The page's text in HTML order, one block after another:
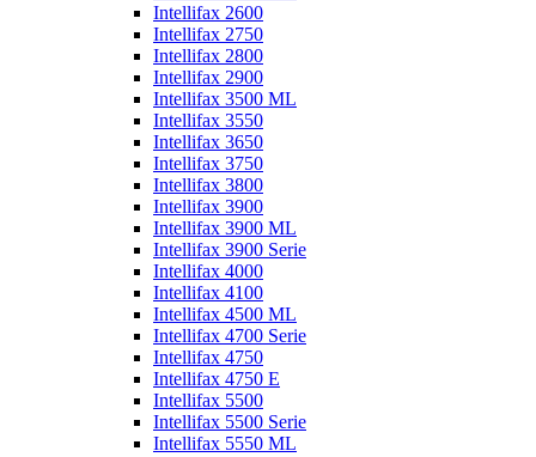
Intellifax 2600
Intellifax 2750
Intellifax 2800
Intellifax 2900
Intellifax 3500 ML
Intellifax 3550
Intellifax 3650
Intellifax 3750
Intellifax 3800
Intellifax 3900
Intellifax 3900 ML
Intellifax 3900 Serie
Intellifax 4000
Intellifax 4100
Intellifax 4500 ML
Intellifax 4700 Serie
Intellifax 4750
Intellifax 4750 E
Intellifax 5500
Intellifax 5500 Serie
Intellifax 5550 ML